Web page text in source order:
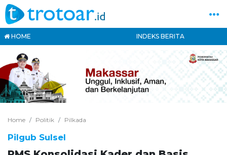
HOME INDEKS BERITA
Home Politik Pilkada
Pilgub Sulsel